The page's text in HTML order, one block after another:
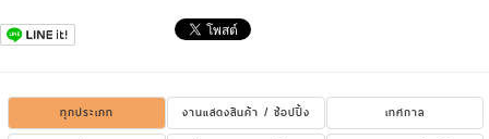
ทุกประเภท งานแสดงสินค้า / ช้อปปิ้ง
เทศกาล